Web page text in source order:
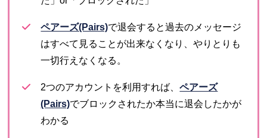
ペアーズ(Pairs)で退会すると過去のメッセージ
はすべて見ることが出来なくなり、やりとりも
一切行えなくなる。
2つのアカウントを利用すれば、ペアーズ
(Pairs)でブロックされたか本当に退会したかが
わかる